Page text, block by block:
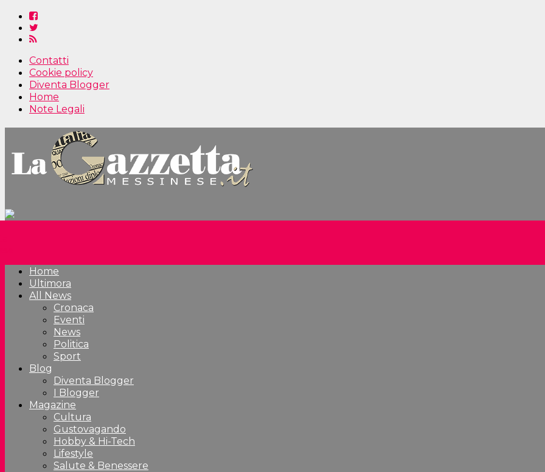
Contatti
Cookie policy
Diventa Blogger
Home
Note Legali
Home
Ultimora
All News
Cronaca
Eventi
News
Politica
Sport
Blog
Diventa Blogger
I Blogger
Magazine
Cultura
Gustovagando
Hobby & Hi-Tech
Lifestyle
Salute & Benessere